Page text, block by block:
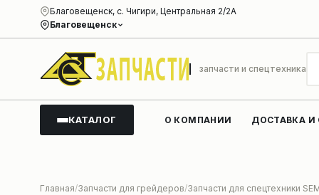
Благовещенск
Благовещенск, с. Чигири, Центральная 2/2А
запчасти и спецтехника
КАТАЛОГ О КОМПАНИИ ДОСТАВКА И
Главная Запчасти для грейдеров Запчасти для спецтехники